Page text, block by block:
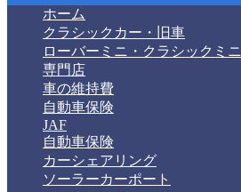
ホーム
クラシックカー・旧車
ローバーミニ・クラシックミニ
専門店
車の維持費
自動車保険
JAF
自動車保険
カーシェアリング
ソーラーカーポート